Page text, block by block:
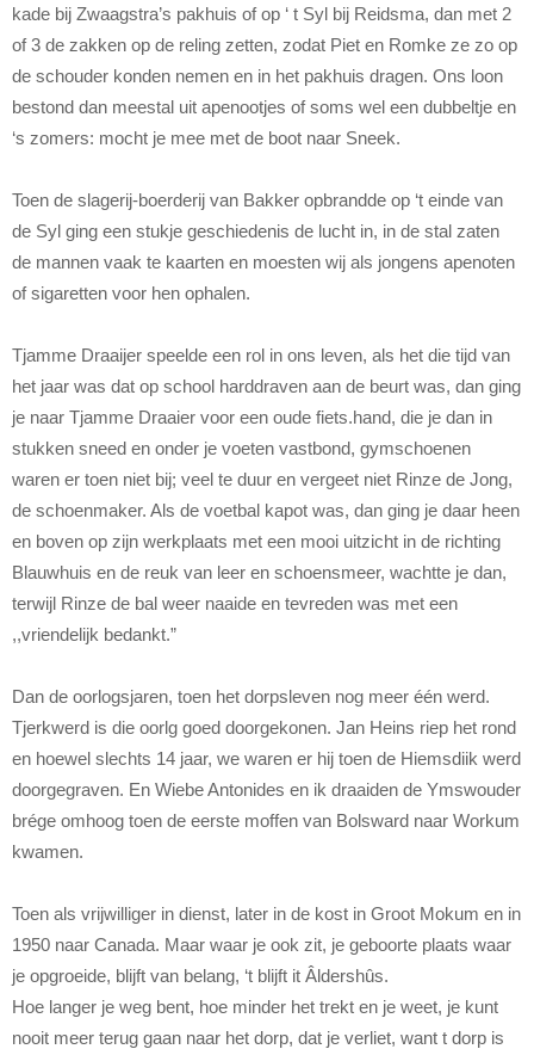
kade bij Zwaagstra’s pakhuis of op ‘ t Syl bij Reidsma, dan met 2
of 3 de zakken op de reling zetten, zodat Piet en Romke ze zo op
de schouder konden nemen en in het pakhuis dragen. Ons loon
bestond dan meestal uit apenootjes of soms wel een dubbeltje en
‘s zomers: mocht je mee met de boot naar Sneek.
Toen de slagerij-boerderij van Bakker opbrandde op ‘t einde van
de Syl ging een stukje geschiedenis de lucht in, in de stal zaten
de mannen vaak te kaarten en moesten wij als jongens apenoten
of sigaretten voor hen ophalen.
Tjamme Draaijer speelde een rol in ons leven, als het die tijd van
het jaar was dat op school harddraven aan de beurt was, dan ging
je naar Tjamme Draaier voor een oude fiets.hand, die je dan in
stukken sneed en onder je voeten vastbond, gymschoenen
waren er toen niet bij; veel te duur en vergeet niet Rinze de Jong,
de schoenmaker. Als de voetbal kapot was, dan ging je daar heen
en boven op zijn werkplaats met een mooi uitzicht in de richting
Blauwhuis en de reuk van leer en schoensmeer, wachtte je dan,
terwijl Rinze de bal weer naaide en tevreden was met een
,,vriendelijk bedankt.”
Dan de oorlogsjaren, toen het dorpsleven nog meer één werd.
Tjerkwerd is die oorlg goed doorgekonen. Jan Heins riep het rond
en hoewel slechts 14 jaar, we waren er hij toen de Hiemsdiik werd
doorgegraven. En Wiebe Antonides en ik draaiden de Ymswouder
brége omhoog toen de eerste moffen van Bolsward naar Workum
kwamen.
Toen als vrijwilliger in dienst, later in de kost in Groot Mokum en in
1950 naar Canada. Maar waar je ook zit, je geboorte plaats waar
je opgroeide, blijft van belang, ‘t blijft it Âldershûs.
Hoe langer je weg bent, hoe minder het trekt en je weet, je kunt
nooit meer terug gaan naar het dorp, dat je verliet, want t dorp is